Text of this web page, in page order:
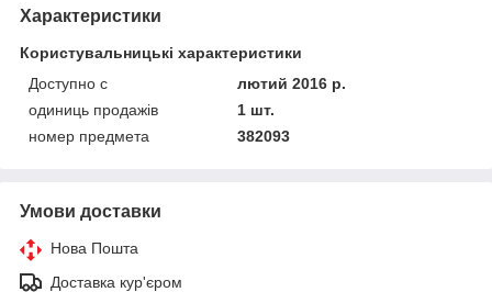
Характеристики
Користувальницькі характеристики
Доступно с
лютий 2016 р.
одиниць продажів
1 шт.
номер предмета
382093
Умови доставки
Нова Пошта
Доставка кур'єром